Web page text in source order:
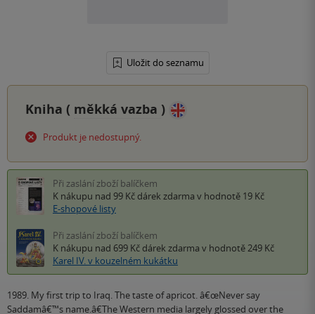
Uložit do seznamu
Kniha ( měkká vazba )
Produkt je nedostupný.
Při zaslání zboží balíčkem
K nákupu nad 99 Kč dárek zdarma v hodnotě 19 Kč
E-shopové listy
Při zaslání zboží balíčkem
K nákupu nad 699 Kč dárek zdarma v hodnotě 249 Kč
Karel IV. v kouzelném kukátku
1989. My first trip to Iraq. The taste of apricot. â€œNever say
Saddamâ€™s name.â€The Western media largely glossed over the